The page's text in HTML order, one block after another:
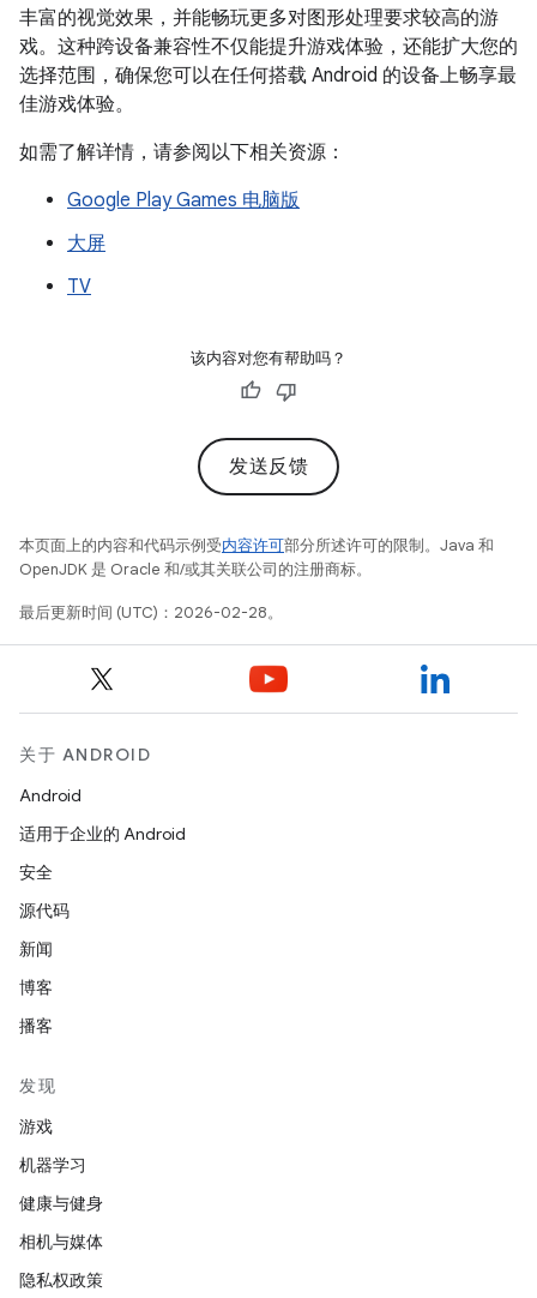
丰富的视觉效果，并能畅玩更多对图形处理要求较高的游
戏。这种跨设备兼容性不仅能提升游戏体验，还能扩大您的
选择范围，确保您可以在任何搭载 Android 的设备上畅享最
佳游戏体验。
如需了解详情，请参阅以下相关资源：
Google Play Games 电脑版
大屏
TV
该内容对您有帮助吗？
发送反馈
本页面上的内容和代码示例受内容许可部分所述许可的限制。Java 和
OpenJDK 是 Oracle 和/或其关联公司的注册商标。
最后更新时间 (UTC)：2026-02-28。
关于 ANDROID
Android
适用于企业的 Android
安全
源代码
新闻
博客
播客
发现
游戏
机器学习
健康与健身
相机与媒体
隐私权政策